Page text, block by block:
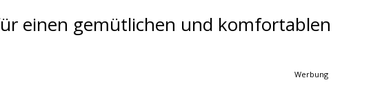
einen gemütlichen und komfortablen
Werbung